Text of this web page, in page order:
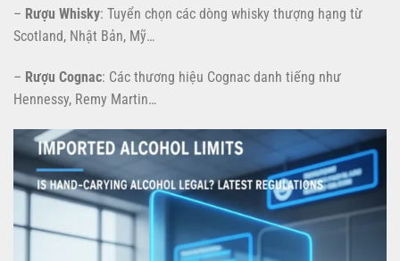
– Rượu Whisky: Tuyển chọn các dòng whisky thượng hạng từ
Scotland, Nhật Bản, Mỹ…
– Rượu Cognac: Các thương hiệu Cognac danh tiếng như
Hennessy, Remy Martin…